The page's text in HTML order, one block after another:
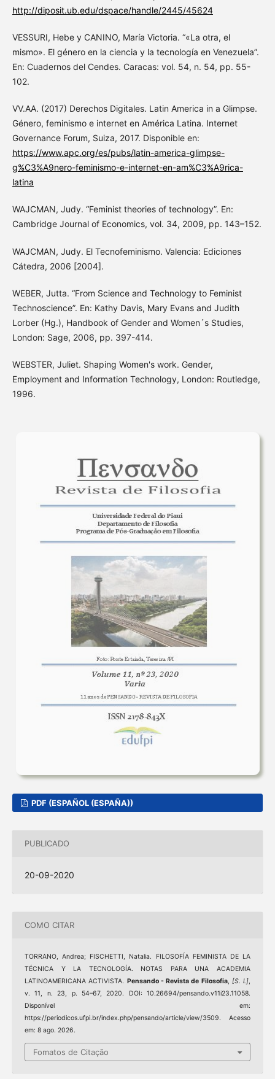
http://diposit.ub.edu/dspace/handle/2445/45624
VESSURI, Hebe y CANINO, María Victoria. “«La otra, el
mismo». El género en la ciencia y la tecnología en Venezuela”.
En: Cuadernos del Cendes. Caracas: vol. 54, n. 54, pp. 55-
102.
VV.AA. (2017) Derechos Digitales. Latin America in a Glimpse.
Género, feminismo e internet en América Latina. Internet
Governance Forum, Suiza, 2017. Disponible en:
https://www.apc.org/es/pubs/latin-america-glimpse-
g%C3%A9nero-feminismo-e-internet-en-am%C3%A9rica-
latina
WAJCMAN, Judy. “Feminist theories of technology”. En:
Cambridge Journal of Economics, vol. 34, 2009, pp. 143–152.
WAJCMAN, Judy. El Tecnofeminismo. Valencia: Ediciones
Cátedra, 2006 [2004].
WEBER, Jutta. “From Science and Technology to Feminist
Technoscience”. En: Kathy Davis, Mary Evans and Judith
Lorber (Hg.), Handbook of Gender and Women´s Studies,
London: Sage, 2006, pp. 397-414.
WEBSTER, Juliet. Shaping Women's work. Gender,
Employment and Information Technology, London: Routledge,
1996.
PDF (ESPAÑOL (ESPAÑA))
PUBLICADO
20-09-2020
COMO CITAR
TORRANO, Andrea; FISCHETTI, Natalia. FILOSOFÍA FEMINISTA DE LA
TÉCNICA Y LA TECNOLOGÍA. NOTAS PARA UNA ACADEMIA
LATINOAMERICANA ACTIVISTA. Pensando - Revista de Filosofia, [S. l.]
v. 11, n. 23, p. 54–67, 2020. DOI: 10.26694/pensando.v11i23.11058.
Disponível em:
https://periodicos.ufpi.br/index.php/pensando/article/view/3509. Acesso
em: 8 ago. 2026.
Fomatos de Citação